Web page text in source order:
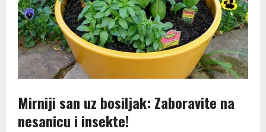
Mirniji san uz bosiljak: Zaboravite na
nesanicu i insekte!